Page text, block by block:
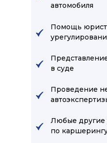
Помощь
Проведение
автомобиля
в суде
Любые другие
по